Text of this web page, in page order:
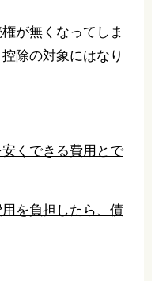
が無くなってしま
除の対象にはなり
くできる費用とで
を負担したら、債